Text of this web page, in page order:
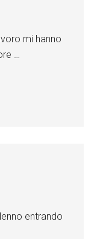
mi hanno
…
entrando